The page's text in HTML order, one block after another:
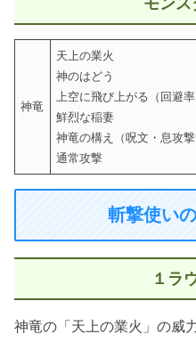
モンス
神竜
天上の業火
神のはどう
上空に飛び上がる（回避率
鮮烈な稲妻
神竜の構え（呪文・息攻撃
通常攻撃
斬撃使い
１ラ
神竜の「天上の業火」の威